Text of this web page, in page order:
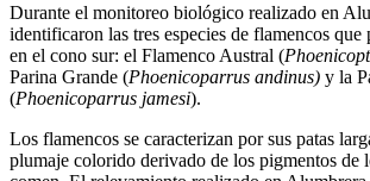
Durante el monitoreo biológico realizado en
identificaron las tres especies de flamencos que
en el cono sur: el Flamenco Austral (
Parina Grande (Phoenicoparrus andinus) y la
(Phoenicoparrus jamesi).
Los flamencos se caracterizan por sus patas
plumaje colorido derivado de los pigmentos de